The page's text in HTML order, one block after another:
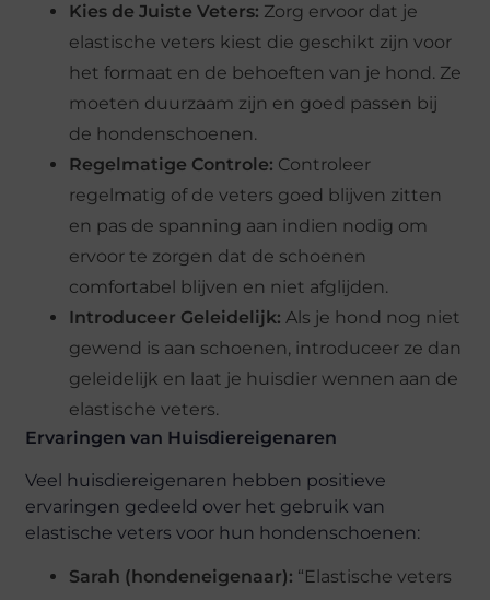
Kies de Juiste Veters: Zorg ervoor dat je
elastische veters kiest die geschikt zijn voor
het formaat en de behoeften van je hond. Ze
moeten duurzaam zijn en goed passen bij
de hondenschoenen.
Regelmatige Controle: Controleer
regelmatig of de veters goed blijven zitten
en pas de spanning aan indien nodig om
ervoor te zorgen dat de schoenen
comfortabel blijven en niet afglijden.
Introduceer Geleidelijk: Als je hond nog niet
gewend is aan schoenen, introduceer ze dan
geleidelijk en laat je huisdier wennen aan de
elastische veters.
Ervaringen van Huisdiereigenaren
Veel huisdiereigenaren hebben positieve
ervaringen gedeeld over het gebruik van
elastische veters voor hun hondenschoenen:
Sarah (hondeneigenaar): “Elastische veters